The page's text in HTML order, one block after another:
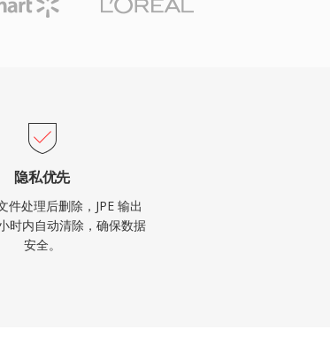
隐私优先
件处理后删除，JPE 输出
时内自动清除，确保数据
安全。